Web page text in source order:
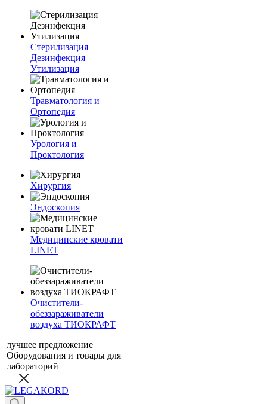
Стерилизация
Дезинфекция
Утилизация
Травматология и
Ортопедия
Урология и
Проктология
Хирургия
Эндоскопия
Медицинские кровати
LINET
Очистители-
обеззараживатели
воздуха ТИОКРАФТ
лучшее предложение
Оборудования и товары для
лабораторий